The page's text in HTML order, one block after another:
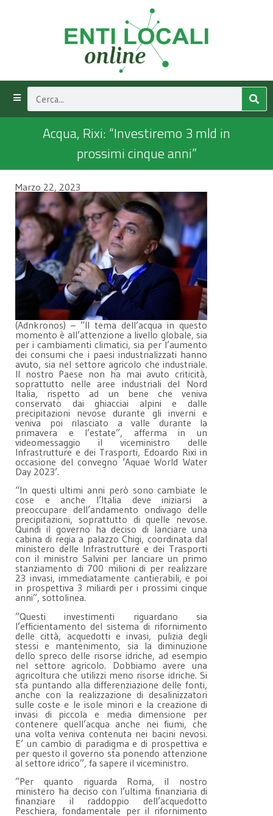
Acqua, Rixi: “Investiremo 3 mld in
prossimi cinque anni”
Marzo 22, 2023
(Adnkronos) – ”Il tema dell’acqua in questo
momento è all’attenzione a livello globale, sia
per i cambiamenti climatici, sia per l’aumento
dei consumi che i paesi industrializzati hanno
avuto, sia nel settore agricolo che industriale.
Il nostro Paese non ha mai avuto criticità,
soprattutto nelle aree industriali del Nord
Italia, rispetto ad un bene che veniva
conservato dai ghiacciai alpini e dalle
precipitazioni nevose durante gli inverni e
veniva poi rilasciato a valle durante la
primavera e l’estate”, afferma in un
videomessaggio il viceministro delle
Infrastrutture e dei Trasporti, Edoardo Rixi in
occasione del convegno ‘Aquae World Water
Day 2023’.
“In questi ultimi anni però sono cambiate le
cose e anche l’Italia deve iniziarsi a
preoccupare dell’andamento ondivago delle
precipitazioni, soprattutto di quelle nevose.
Quindi il governo ha deciso di lanciare una
cabina di regia a palazzo Chigi, coordinata dal
ministero delle Infrastrutture e dei Trasporti
con il ministro Salvini per lanciare un primo
stanziamento di 700 milioni di per realizzare
23 invasi, immediatamente cantierabili, e poi
in prospettiva 3 miliardi per i prossimi cinque
anni”, sottolinea.
”Questi investimenti riguardano sia
l’efficientamento del sistema di rifornimento
delle città, acquedotti e invasi, pulizia degli
stessi e mantenimento, sia la diminuzione
dello spreco delle risorse idriche, ad esempio
nel settore agricolo. Dobbiamo avere una
agricoltura che utilizzi meno risorse idriche. Si
sta puntando alla differenziazione delle fonti,
anche con la realizzazione di desalinizzatori
sulle coste e le isole minori e la creazione di
invasi di piccola e media dimensione per
contenere quell’acqua anche nei fiumi, che
una volta veniva contenuta nei bacini nevosi.
E’ un cambio di paradigma e di prospettiva e
per questo il governo sta ponendo attenzione
al settore idrico”, fa sapere il viceministro.
”Per quanto riguarda Roma, il nostro
ministero ha deciso con l’ultima finanziaria di
finanziare il raddoppio dell’acquedotto
Peschiera, fondamentale per il rifornimento